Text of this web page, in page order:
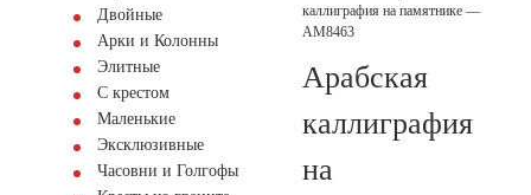
Двойные
Арки и Колонны
Элитные
С крестом
Маленькие
Эксклюзивные
Часовни и Голгофы
каллиграфия на памятнике —
AM8463
Арабская
каллиграфия
на